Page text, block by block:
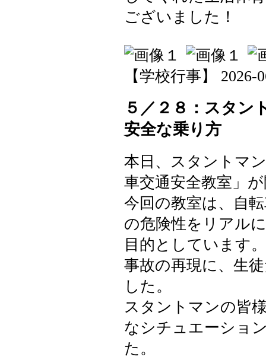
ございました！
【学校行事】 2026-
５／２８：スタン
安全な乗り方
本日、スタントマ
車交通安全教室」
今回の教室は、自
の危険性をリアル
目的としています
事故の再現に、生
した。
スタントマンの皆
なシチュエーショ
た。